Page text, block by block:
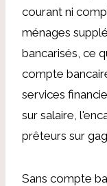
courant ni
ménages
bancarisés, ce
compte
services
sur salaire,
prêteurs sur
Sans compte